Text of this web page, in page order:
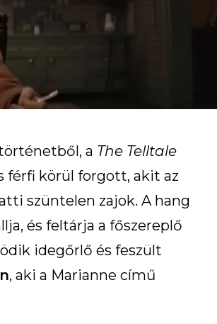
a The Telltale
férfi körül forgott, akit az
szüntelen zajok. A hang
és feltárja a főszereplő
idegőrlő és feszült
, aki a Marianne című